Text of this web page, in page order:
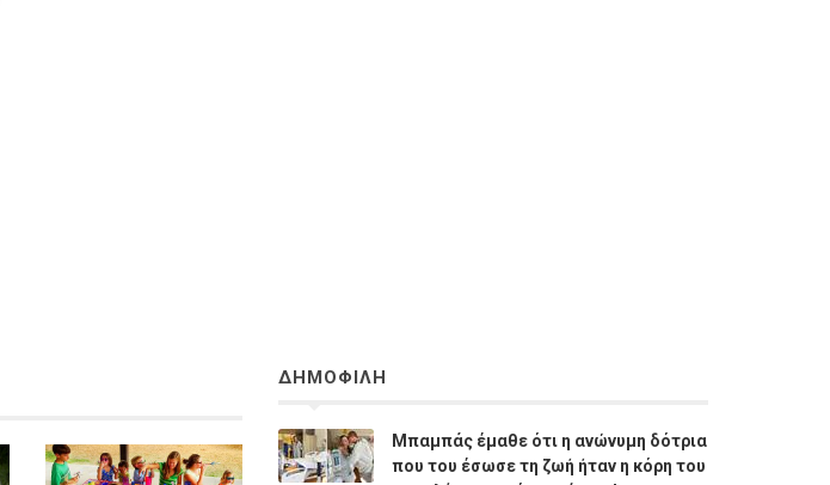
ΔΗΜΟΦΙΛΗ
Μπαμπάς έμαθε ότι η ανώνυμη δότρια
που του έσωσε τη ζωή ήταν η κόρη του